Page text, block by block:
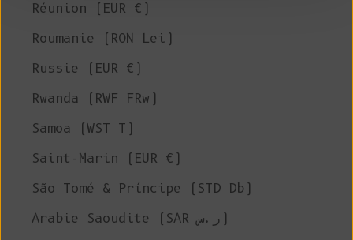
Réunion (EUR €)
Roumanie (RON Lei)
Russie (EUR €)
Rwanda (RWF FRw)
Samoa (WST T)
Saint-Marin (EUR €)
São Tomé & Príncipe (STD Db)
Arabie Saoudite (SAR ر.س)